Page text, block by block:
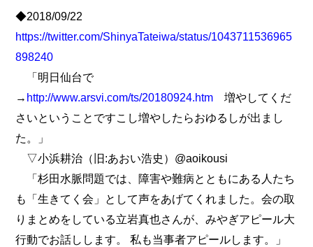
◆2018/09/22
https://twitter.com/ShinyaTateiwa/status/1043711536965
898240
「明日仙台で
→ http://www.arsvi.com/ts/20180924.htm 増やしてくだ
さいということですこし増やしたらおゆるしが出まし
た。」
▽小浜耕治（旧:あおい浩史）@aoikousi
「杉田水脈問題では、障害や難病とともにある人たち
も「生きてく会」として声をあげてくれました。会の取
りまとめをしている立岩真也さんが、みやぎアピール大
行動でお話しします。 私も当事者アピールします。」